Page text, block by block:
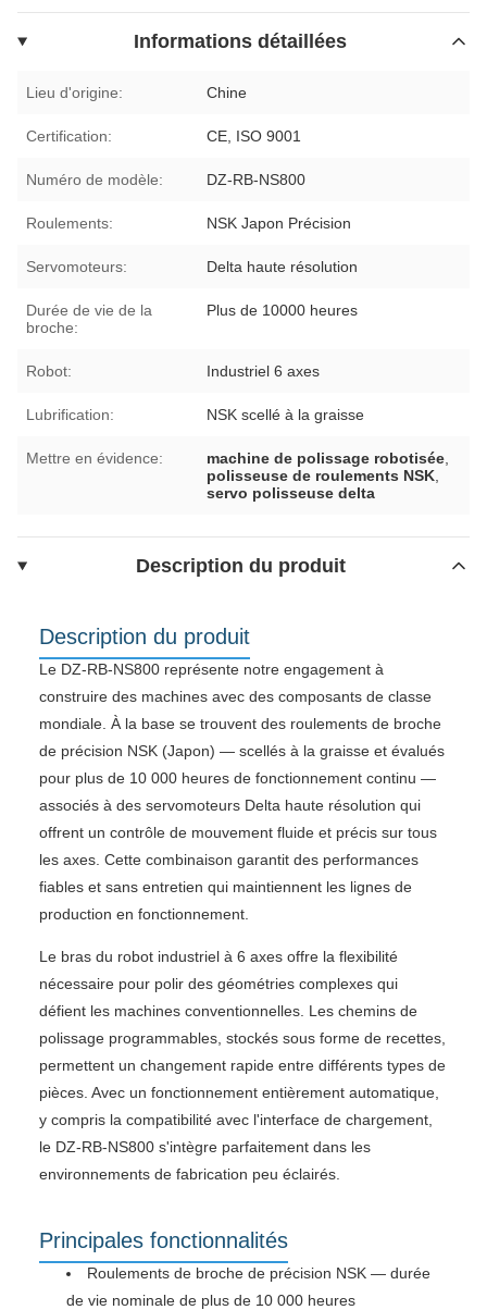
Informations détaillées
Lieu d'origine: Chine
Certification: CE, ISO 9001
Numéro de modèle: DZ-RB-NS800
Roulements: NSK Japon Précision
Servomoteurs: Delta haute résolution
Durée de vie de la
broche:
Plus de 10000 heures
Robot: Industriel 6 axes
Lubrification: NSK scellé à la graisse
Mettre en évidence: machine de polissage robotisée
polisseuse de roulements NSK
servo polisseuse delta
Description du produit
Description du produit
Le DZ-RB-NS800 représente notre engagement à
construire des machines avec des composants de classe
mondiale. À la base se trouvent des roulements de broche
de précision NSK (Japon) — scellés à la graisse et évalués
pour plus de 10 000 heures de fonctionnement continu —
associés à des servomoteurs Delta haute résolution qui
offrent un contrôle de mouvement fluide et précis sur tous
les axes. Cette combinaison garantit des performances
fiables et sans entretien qui maintiennent les lignes de
production en fonctionnement.
Le bras du robot industriel à 6 axes offre la flexibilité
nécessaire pour polir des géométries complexes qui
défient les machines conventionnelles. Les chemins de
polissage programmables, stockés sous forme de recettes,
permettent un changement rapide entre différents types de
pièces. Avec un fonctionnement entièrement automatique,
y compris la compatibilité avec l'interface de chargement,
le DZ-RB-NS800 s'intègre parfaitement dans les
environnements de fabrication peu éclairés.
Principales fonctionnalités
Roulements de broche de précision NSK — durée
de vie nominale de plus de 10 000 heures